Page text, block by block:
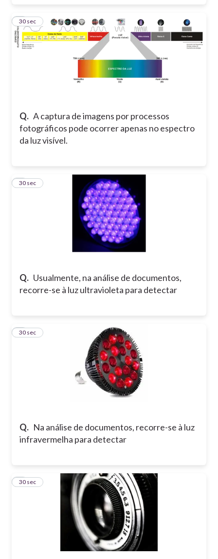
Q. A captura de imagens por processos
fotográficos pode ocorrer apenas no espectro
da luz visível.
2
30 sec
Q. Usualmente, na análise de documentos,
recorre-se à luz ultravioleta para detectar
3
30 sec
Q. Na análise de documentos, recorre-se à luz
infravermelha para detectar
4
30 sec
5
30 sec